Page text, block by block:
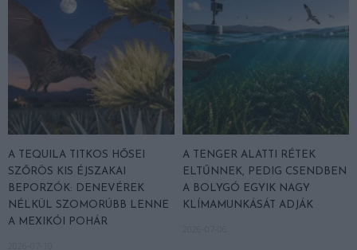
A TEQUILA TITKOS HŐSEI
SZŐRÖS KIS ÉJSZAKAI
BEPORZÓK: DENEVÉREK
NÉLKÜL SZOMORÚBB LENNE
A MEXIKÓI POHÁR
A TENGER ALATTI RÉTEK
ELTŰNNEK, PEDIG CSENDBEN
A BOLYGÓ EGYIK NAGY
KLÍMAMUNKÁSÁT ADJÁK